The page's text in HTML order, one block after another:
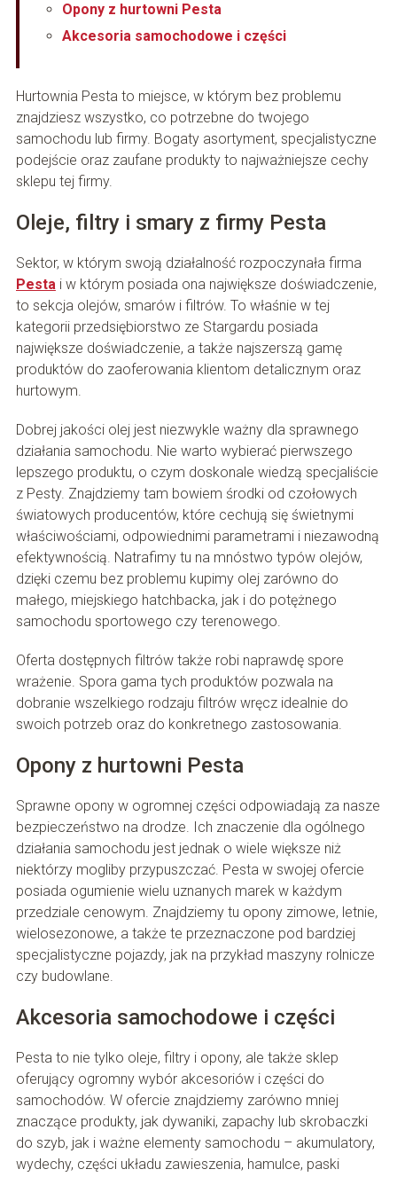
Opony z hurtowni Pesta
Akcesoria samochodowe i części
Hurtownia Pesta to miejsce, w którym bez problemu
znajdziesz wszystko, co potrzebne do twojego
samochodu lub firmy. Bogaty asortyment, specjalistyczne
podejście oraz zaufane produkty to najważniejsze cechy
sklepu tej firmy.
Oleje, filtry i smary z firmy Pesta
Sektor, w którym swoją działalność rozpoczynała firma
Pestai w którym posiada ona największe doświadczenie,
to sekcja olejów, smarów i filtrów. To właśnie w tej
kategorii przedsiębiorstwo ze Stargardu posiada
największe doświadczenie, a także najszerszą gamę
produktów do zaoferowania klientom detalicznym oraz
hurtowym.
Dobrej jakości olej jest niezwykle ważny dla sprawnego
działania samochodu. Nie warto wybierać pierwszego
lepszego produktu, o czym doskonale wiedzą specjaliście
z Pesty. Znajdziemy tam bowiem środki od czołowych
światowych producentów, które cechują się świetnymi
właściwościami, odpowiednimi parametrami i niezawodną
efektywnością. Natrafimy tu na mnóstwo typów olejów,
dzięki czemu bez problemu kupimy olej zarówno do
małego, miejskiego hatchbacka, jak i do potężnego
samochodu sportowego czy terenowego.
Oferta dostępnych filtrów także robi naprawdę spore
wrażenie. Spora gama tych produktów pozwala na
dobranie wszelkiego rodzaju filtrów wręcz idealnie do
swoich potrzeb oraz do konkretnego zastosowania.
Opony z hurtowni Pesta
Sprawne opony w ogromnej części odpowiadają za nasze
bezpieczeństwo na drodze. Ich znaczenie dla ogólnego
działania samochodu jest jednak o wiele większe niż
niektórzy mogliby przypuszczać. Pesta w swojej ofercie
posiada ogumienie wielu uznanych marek w każdym
przedziale cenowym. Znajdziemy tu opony zimowe, letnie,
wielosezonowe, a także te przeznaczone pod bardziej
specjalistyczne pojazdy, jak na przykład maszyny rolnicze
czy budowlane.
Akcesoria samochodowe i części
Pesta to nie tylko oleje, filtry i opony, ale także sklep
oferujący ogromny wybór akcesoriów i części do
samochodów. W ofercie znajdziemy zarówno mniej
znaczące produkty, jak dywaniki, zapachy lub skrobaczki
do szyb, jak i ważne elementy samochodu – akumulatory,
wydechy, części układu zawieszenia, hamulce, paski